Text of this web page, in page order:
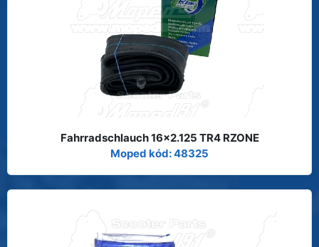
Fahrradschlauch 16x2.125 TR4 RZONE
Moped kód: 48325